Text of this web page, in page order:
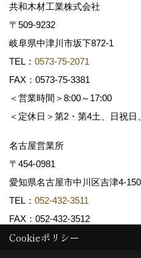
共和木材工業株式会社
〒509-9232
岐阜県中津川市坂下872‐1
TEL： 0573-75-2071
FAX：0573-75-3381
＜営業時間＞8:00～17:00
＜定休日＞第2・第4土、日祝
名古屋営業所
〒454-0981
愛知県名古屋市中川区吉津4-
TEL： 052-432-3511
FAX：052-432-3512
Cookieポリシー